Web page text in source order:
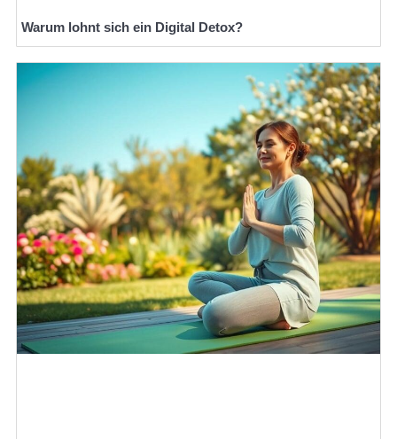
Warum lohnt sich ein Digital Detox?